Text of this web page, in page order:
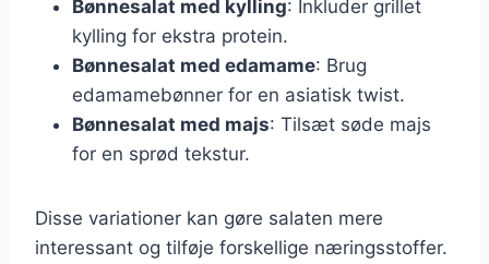
Bønnesalat med kylling: Inkluder grillet
kylling for ekstra protein.
Bønnesalat med edamame: Brug
edamamebønner for en asiatisk twist.
Bønnesalat med majs: Tilsæt søde majs
for en sprød tekstur.
Disse variationer kan gøre salaten mere
interessant og tilføje forskellige næringsstoffer.